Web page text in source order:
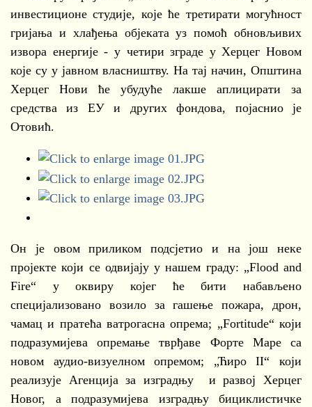
инвестиционе студије, које ће третирати могућност
гријања и хлађења објеката уз помоћ обновљивих
извора енергије - у четири зграде у Херцег Новом
које су у јавном власништву. На тај начин, Општина
Херцег Нови ће убудуће лакше аплицирати за
средства из ЕУ и других фондова, појаснио је
Отовић.
Он је овом приликом подсјетио и на још неке
пројекте који се одвијају у нашем граду: „Flood and
Fire“ у оквиру којег ће бити набављено
специјализовано возило за гашење пожара, дрон,
чамац и пратећа ватрогасна опрема; „Fortitude“ који
подразумијева опремање тврђаве Форте Маре са
новом аудио-визуелном опремом; „Ћиро II“ који
реализује Агенција за изградњу и развој Херцег
Новог, а подразумијева изградњу бициклистичке